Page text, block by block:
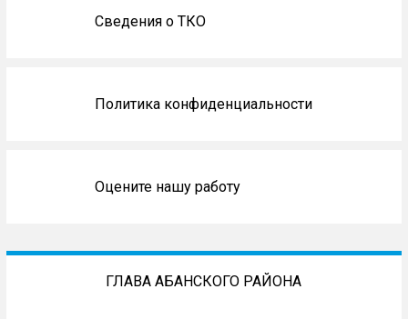
Сведения о ТКО
Политика конфиденциальности
Оцените нашу работу
ГЛАВА АБАНСКОГО РАЙОНА